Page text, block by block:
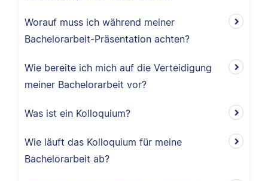
Worauf muss ich während meiner
Bachelorarbeit-Präsentation achten?
Wie bereite ich mich auf die Verteidigung
meiner Bachelorarbeit vor?
Was ist ein Kolloquium?
Wie läuft das Kolloquium für meine
Bachelorarbeit ab?